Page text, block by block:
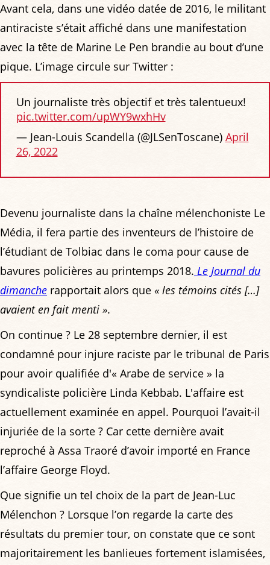
Avant cela, dans une vidéo datée de 2016, le militant
antiraciste s’était affiché dans une manifestation
avec la tête de Marine Le Pen brandie au bout d’une
pique. L’image circule sur Twitter :
Un journaliste très objectif et très talentueux!
pic.twitter.com/upWY9wxhHv
— Jean-Louis Scandella (@JLSenToscane) April
26, 2022
Devenu journaliste dans la chaîne mélenchoniste Le
Média, il fera partie des inventeurs de l’histoire de
l’étudiant de Tolbiac dans le coma pour cause de
bavures policières au printemps 2018. Le Journal du
dimanche rapportait alors que « les témoins cités […]
avaient en fait menti ».
On continue ? Le 28 septembre dernier, il est
condamné pour injure raciste par le tribunal de Paris
pour avoir qualifiée d'« Arabe de service » la
syndicaliste policière Linda Kebbab. L'affaire est
actuellement examinée en appel. Pourquoi l’avait-il
injuriée de la sorte ? Car cette dernière avait
reproché à Assa Traoré d’avoir importé en France
l’affaire George Floyd.
Que signifie un tel choix de la part de Jean-Luc
Mélenchon ? Lorsque l’on regarde la carte des
résultats du premier tour, on constate que ce sont
majoritairement les banlieues fortement islamisées,